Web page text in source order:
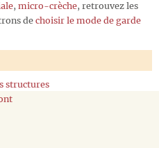
, micro-crèche, retrouvez les
de choisir le mode de garde
structures